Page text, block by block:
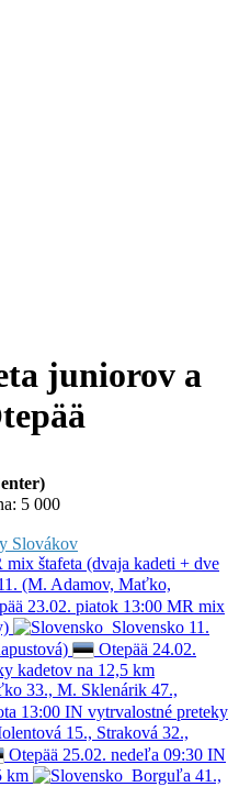
juniorov a
5 000
Slovákov
mix štafeta (dvaja kadeti + dve
(M. Adamov, Maťko,
23.02. piatok 13:00 MR mix
Slovensko 11.
Otepää 24.02.
kadetov na 12,5 km
33., M. Sklenárik 47.,
13:00 IN vytrvalostné preteky
15., Straková 32.,
Otepää 25.02. nedeľa 09:30 IN
km
Borguľa 41.,